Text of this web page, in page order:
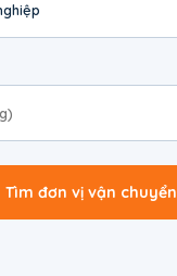
Tìm đơn vị vận chuyển